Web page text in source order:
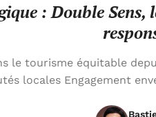
: Double Sens,
le tourisme équitable
locales Engagement